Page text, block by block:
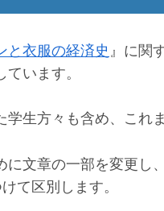
と衣服の経済史 』に関
います。
学生方々も含め、これ
に文章の一部を変更し
て区別します。